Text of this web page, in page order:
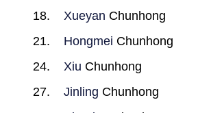
Xueyan Chunhong
Hongmei Chunhong
Xiu Chunhong
Jinling Chunhong